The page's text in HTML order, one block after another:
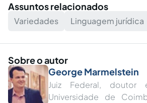
Assuntos relacionados
Variedades Linguagem jurídica
Sobre o autor
George Marmelstein
Juiz Federal,
Universidade de